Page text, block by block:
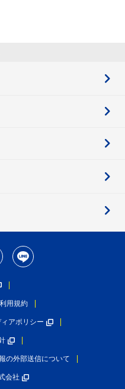
利用規約
アポリシー
の外部送信について
会社